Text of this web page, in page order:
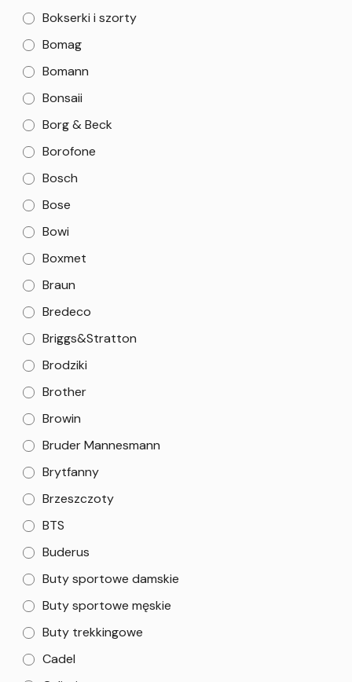
Bokserki i szorty
Bomag
Bomann
Bonsaii
Borg & Beck
Borofone
Bosch
Bose
Bowi
Boxmet
Braun
Bredeco
Briggs&Stratton
Brodziki
Brother
Browin
Bruder Mannesmann
Brytfanny
Brzeszczoty
BTS
Buderus
Buty sportowe damskie
Buty sportowe męskie
Buty trekkingowe
Cadel